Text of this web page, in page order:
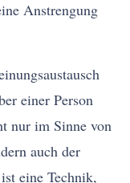
Anstrengung
einer Person
nur im Sinne von
auch der
eine Technik,